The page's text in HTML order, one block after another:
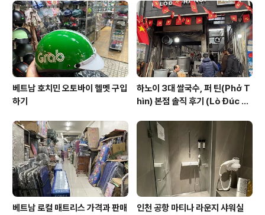
베트남 호치민 오토바이 헬멧 구입
하기
하노이 3대 쌀국수, 퍼 틴(Phở T
hìn) 본점 솔직 후기 (Lò Đúc 거
베트남 로컬 매트리스 가격과 판매
인천 공항 마티나 라운지 샤워실